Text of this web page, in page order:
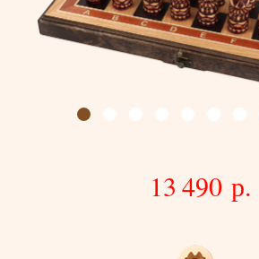
13 490 р.